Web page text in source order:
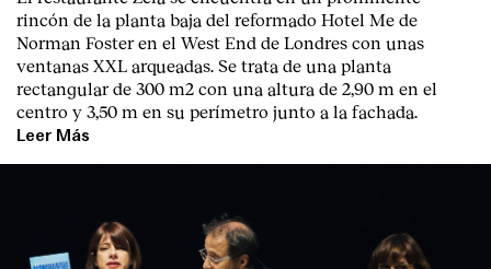
rincón de la planta baja del reformado Hotel Me de
Norman Foster en el West End de Londres con unas
ventanas XXL arqueadas. Se trata de una planta
rectangular de 300 m2 con una altura de 2,90 m en el
centro y 3,50 m en su perímetro junto a la fachada.
Leer Más